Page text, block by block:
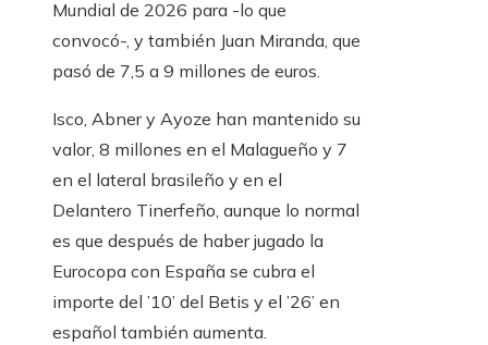
Mundial de 2026 para -lo que
convocó-, y también Juan Miranda, que
pasó de 7,5 a 9 millones de euros.
Isco, Abner y Ayoze han mantenido su
valor, 8 millones en el Malagueño y 7
en el lateral brasileño y en el
Delantero Tinerfeño, aunque lo normal
es que después de haber jugado la
Eurocopa con España se cubra el
importe del ’10’ del Betis y el ’26’ en
español también aumenta.